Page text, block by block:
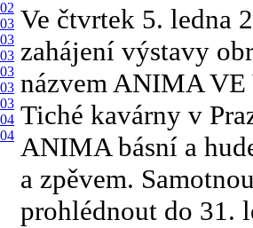
Ve čtvrtek 5. ledna
zahájení výstavy
názvem ANIMA
Tiché kavárny v
ANIMA básní a
a zpěvem.
prohlédnout do 31.